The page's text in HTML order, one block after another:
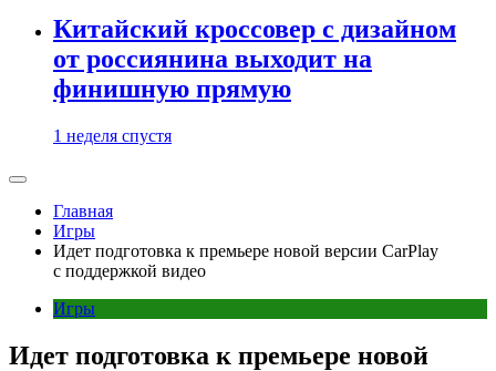
Китайский кроссовер с дизайном
от россиянина выходит на
финишную прямую
1 неделя спустя
Главная
Игры
Идет подготовка к премьере новой версии CarPlay
с поддержкой видео
Игры
Идет подготовка к премьере новой